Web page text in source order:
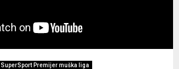
SuperSport Premijer muška liga